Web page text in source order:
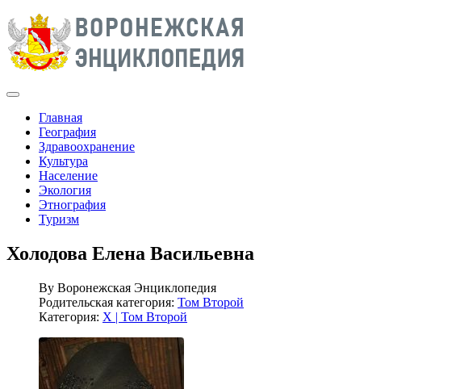
Главная
География
Здравоохранение
Культура
Население
Экология
Этнография
Туризм
Холодова Елена Васильевна
By Воронежская Энциклопедия
Родительская категория: Том Второй
Категория: Х | Том Второй